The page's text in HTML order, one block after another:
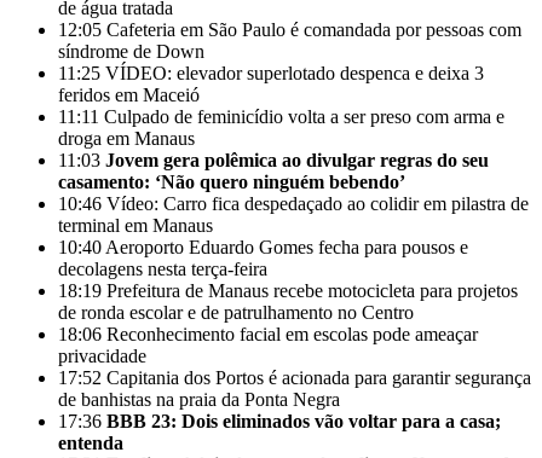
de água tratada
12:05 Cafeteria em São Paulo é comandada por pessoas com
síndrome de Down
11:25 VÍDEO: elevador superlotado despenca e deixa 3
feridos em Maceió
11:11 Culpado de feminicídio volta a ser preso com arma e
droga em Manaus
11:03 Jovem gera polêmica ao divulgar regras do seu
casamento: ‘Não quero ninguém bebendo’
10:46 Vídeo: Carro fica despedaçado ao colidir em pilastra de
terminal em Manaus
10:40 Aeroporto Eduardo Gomes fecha para pousos e
decolagens nesta terça-feira
18:19 Prefeitura de Manaus recebe motocicleta para projetos
de ronda escolar e de patrulhamento no Centro
18:06 Reconhecimento facial em escolas pode ameaçar
privacidade
17:52 Capitania dos Portos é acionada para garantir segurança
de banhistas na praia da Ponta Negra
17:36 BBB 23: Dois eliminados vão voltar para a casa;
entenda